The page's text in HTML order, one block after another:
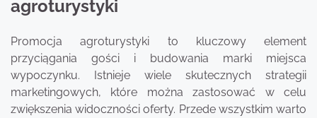
agroturystyki
Promocja agroturystyki to kluczowy element
przyciągania gości i budowania marki miejsca
wypoczynku. Istnieje wiele skutecznych strategii
marketingowych, które można zastosować w celu
zwiększenia widoczności oferty. Przede wszystkim warto